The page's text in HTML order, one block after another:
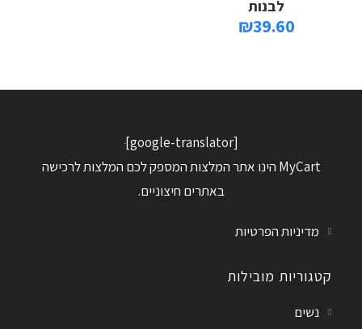
לבנות
₪39.60
[google-translator]
MyCart הינו אתר המלצות המספק לכם המלצות לרכישה
באתרים חיצוניים.
מדיניות הפרטיות
קטגוריות מובילות
נשים